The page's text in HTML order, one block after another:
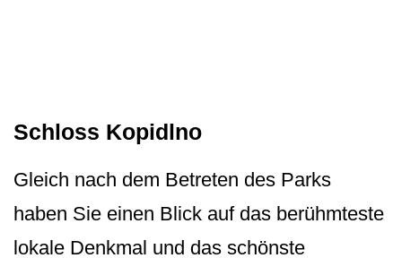
Schloss Kopidlno
Gleich nach dem Betreten des Parks
haben Sie einen Blick auf das berühmteste
lokale Denkmal und das schönste